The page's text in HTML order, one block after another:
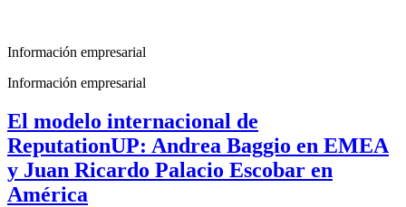
Información empresarial
Información empresarial
El modelo internacional de
ReputationUP: Andrea Baggio en EMEA
y Juan Ricardo Palacio Escobar en
América